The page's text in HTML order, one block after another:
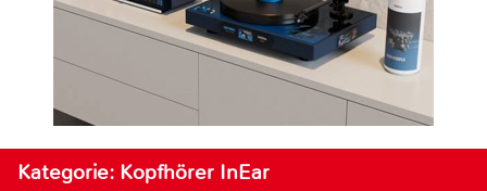
Kategorie: Kopfhörer InEar